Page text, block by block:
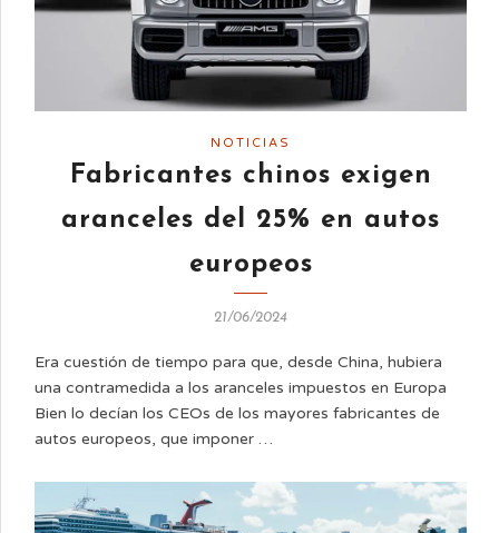
NOTICIAS
Fabricantes chinos exigen
aranceles del 25% en autos
europeos
21/06/2024
Era cuestión de tiempo para que, desde China, hubiera
una contramedida a los aranceles impuestos en Europa
Bien lo decían los CEOs de los mayores fabricantes de
autos europeos, que imponer …